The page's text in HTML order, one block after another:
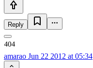
Reply
amarao Jun 22 2012 at 05:34